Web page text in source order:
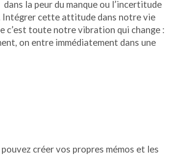
la peur du manque ou l’incertitude
Intégrer cette attitude dans notre vie
c’est toute notre vibration qui change :
on entre immédiatement dans une
créer vos propres mémos et les